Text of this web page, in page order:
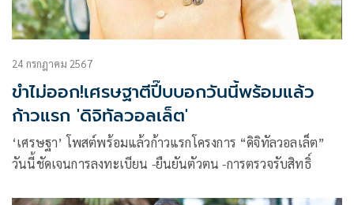
24 กรกฎาคม 2567
ขำไม่ออก!เศรษฐาตีปี๊บบอกวันนี้พร้อมแล้ว
ก้าวแรก 'ดิจิทัลวอลเล็ต'
‘เศรษฐา’ โพสต์พร้อมแล้วก้าวแรกโครงการ “ดิจิทัลวอลเล็ต”
วันนี้ชัดเจนการลงทะเบียน -ยืนยันตัวตน -การตรวจรับสิทธิ์